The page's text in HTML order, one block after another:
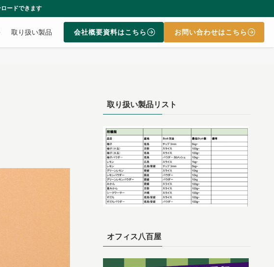
取り扱い製品 会社概要資料はこちら お問い合わせはこちら
取り扱い製品リスト
オフィス八百屋